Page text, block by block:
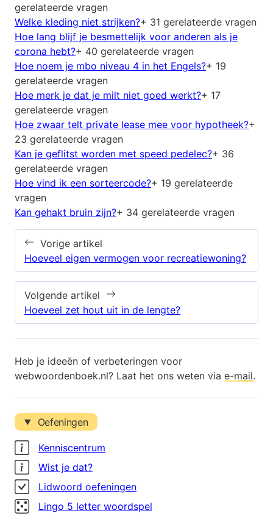
gerelateerde vragen
Welke kleding niet strijken?+ 31 gerelateerde vragen
Hoe lang blijf je besmettelijk voor anderen als je
corona hebt?+ 40 gerelateerde vragen
Hoe noem je mbo niveau 4 in het Engels?+ 19
gerelateerde vragen
Hoe merk je dat je milt niet goed werkt?+ 17
gerelateerde vragen
Hoe zwaar telt private lease mee voor hypotheek?+
23 gerelateerde vragen
Kan je geflitst worden met speed pedelec?+ 36
gerelateerde vragen
Hoe vind ik een sorteercode?+ 19 gerelateerde
vragen
Kan gehakt bruin zijn?+ 34 gerelateerde vragen
Vorige artikel
Hoeveel eigen vermogen voor recreatiewoning?
Volgende artikel
Hoeveel zet hout uit in de lengte?
Heb je ideeën of verbeteringen voor
webwoordenboek.nl? Laat het ons weten via e-mail.
Oefeningen
Kenniscentrum
Wist je dat?
Lidwoord oefeningen
Lingo 5 letter woordspel